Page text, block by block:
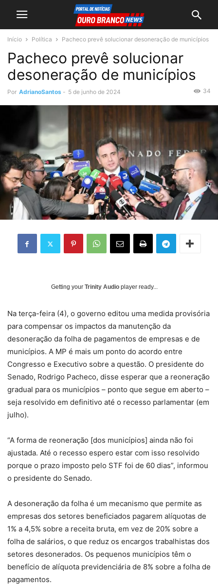
Início Política Pacheco prevê solucionar desoneração de municípios
Pacheco prevê solucionar
desoneração de municípios
Por AdrianoSantos - 5 de junho de 2024 34
Getting your Trinity Audio player ready...
Na terça-feira (4), o governo editou uma medida provisória
para compensar os impactos da manutenção da
desoneração da folha de pagamentos de empresas e de
municípios. A MP é mais um ponto do acordo entre
Congresso e Executivo sobre a questão. O presidente do
Senado, Rodrigo Pacheco, disse esperar que a reoneração
gradual para os municípios – ponto que segue em aberto –
seja resolvido em definitivo até o recesso parlamentar (em
julho).
“A forma de reoneração [dos municípios] ainda não foi
ajustada. Até o recesso espero estar com isso resolvido
porque o prazo imposto pelo STF foi de 60 dias”, informou
o presidente do Senado.
A desoneração da folha é um mecanismo que permite as
empresas dos setores beneficiados pagarem alíquotas de
1% a 4,5% sobre a receita bruta, em vez de 20% sobre a
folha de salários, o que reduz os encargos trabalhistas dos
setores desonerados. Os pequenos municípios têm o
benefício de alíquota previdenciária de 8% sobre a folha de
pagamentos.